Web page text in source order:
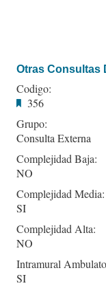
Otras Consultas
Codigo:
356
Grupo:
Consulta Externa
Complejidad Baja:
NO
Complejidad Media:
SI
Complejidad Alta:
NO
Intramural
SI